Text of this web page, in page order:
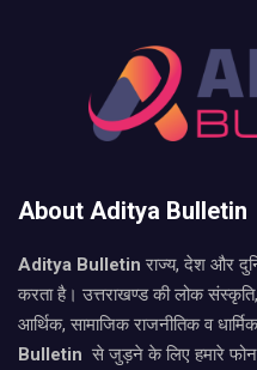
About Aditya Bulletin
Aditya Bulletinराज्य, देश और
करता है। उत्तराखण्ड की लोक
आर्थिक, सामाजिक राजनीतिक व
Bulletin से जुड़ने के लिए हमारे